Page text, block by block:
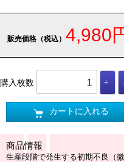
販売価格（税込） 4,980
購入枚数
カートに入れる
商品情報
生産段階で発生する初期不良（